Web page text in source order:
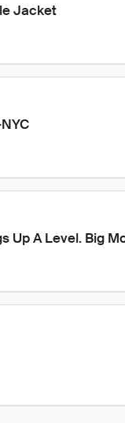
Jacket
Up A Level. Big